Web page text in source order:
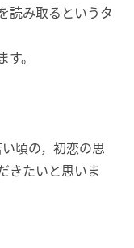
読み取るというタ
。
頃の，初恋の思
きたいと思いま